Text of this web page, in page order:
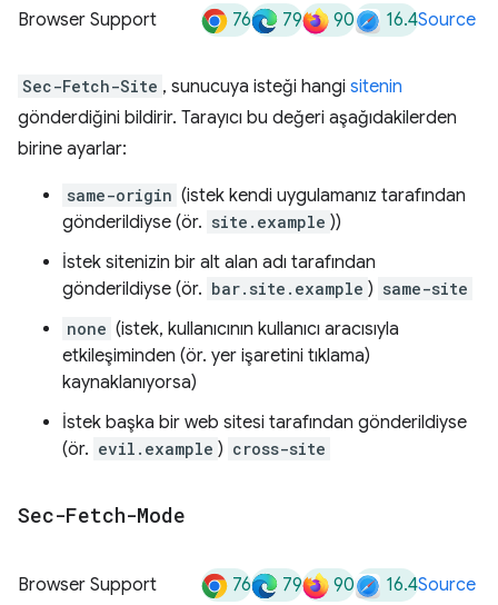
Browser Support 76 79 90 16.4Source
Sec-Fetch-Site , sunucuya isteği hangi sitenin
gönderdiğini bildirir. Tarayıcı bu değeri aşağıdakilerden
birine ayarlar:
same-origin (istek kendi uygulamanız tarafından
gönderildiyse (ör. site.example ))
İstek sitenizin bir alt alan adı tarafından
gönderildiyse (ör. bar.site.example ) same-site
none (istek, kullanıcının kullanıcı aracısıyla
etkileşiminden (ör. yer işaretini tıklama)
kaynaklanıyorsa)
İstek başka bir web sitesi tarafından gönderildiyse
(ör. evil.example ) cross-site
Sec-Fetch-Mode
Browser Support 76 79 90 16.4Source